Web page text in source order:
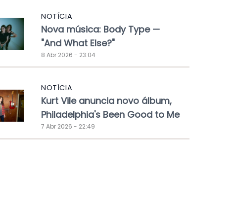
NOTÍCIA
Nova música: Body Type —
"And What Else?"
8 Abr 2026 - 23:04
NOTÍCIA
Kurt Vile anuncia novo álbum,
Philadelphia's Been Good to Me
7 Abr 2026 - 22:49